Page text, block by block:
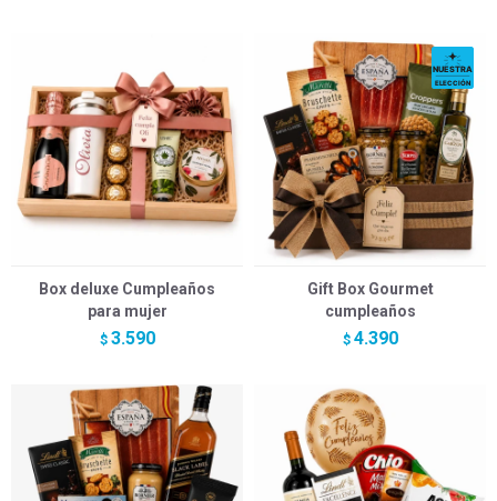
Box deluxe Cumpleaños
para mujer
$ 3.590
Gift Box Gourmet
cumpleaños
$ 4.390